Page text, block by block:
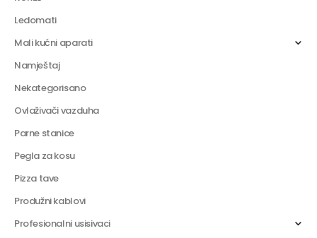
Ledomati
Mali kućni aparati
Namještaj
Nekategorisano
Ovlaživači vazduha
Parne stanice
Pegla za kosu
Pizza tave
Produžni kablovi
Profesionalni usisivaci